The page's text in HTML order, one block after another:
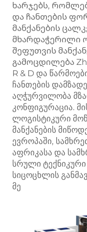
ხარჯებს,
და ჩანთების
მანქანების
მხარდაჭერილი
შეფუთვის
გამოცდილება
R & D და
ჩანთების
აღჭურვილობა
კონფიგურაცია.
ლოგისტიკური
მანქანების
ევროპაში,
აფრიკასა და
სრული
სიცოცხლის
მე